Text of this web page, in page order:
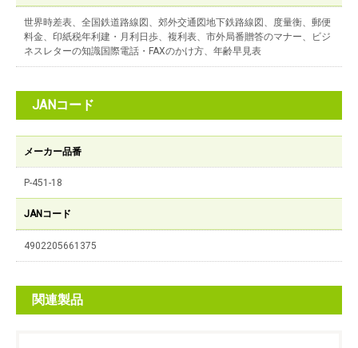
世界時差表、全国鉄道路線図、郊外交通図地下鉄路線図、度量衡、郵便
料金、印紙税年利建・月利日歩、複利表、市外局番贈答のマナー、ビジ
ネスレターの知識国際電話・FAXのかけ方、年齢早見表
JANコード
メーカー品番
P-451-18
JANコード
4902205661375
関連製品